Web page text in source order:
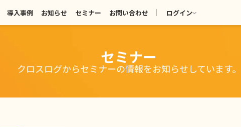
導入事例 お知らせ セミナー お問い合わせ ログイン
セミナー
クロスログからセミナーの情報をお知らせしています。